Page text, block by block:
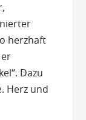
herzhaft
Dazu
Herz und